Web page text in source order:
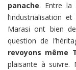
panache. Entre la
l’industrialisation
Marasi ont bien
question de
revoyons même
plaisante à